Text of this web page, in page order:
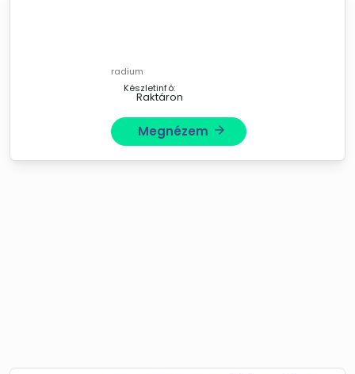
radium
Készletinfó:
Raktáron
Megnézem arrow_forward